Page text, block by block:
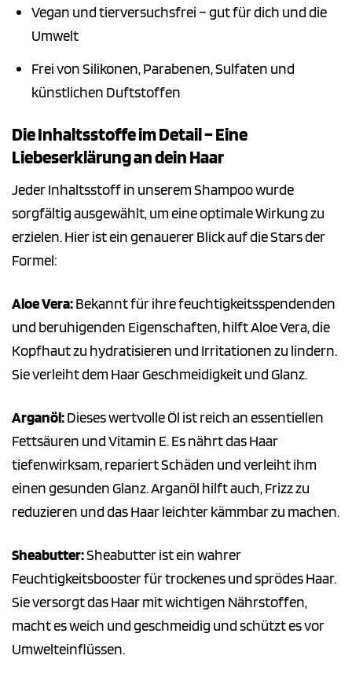
Vegan und tierversuchsfrei – gut für dich und die
Umwelt
Frei von Silikonen, Parabenen, Sulfaten und
künstlichen Duftstoffen
Die Inhaltsstoffe im Detail – Eine
Liebeserklärung an dein Haar
Jeder Inhaltsstoff in unserem Shampoo wurde
sorgfältig ausgewählt, um eine optimale Wirkung zu
erzielen. Hier ist ein genauerer Blick auf die Stars der
Formel:
Aloe Vera:Bekannt für ihre feuchtigkeitsspendenden
und beruhigenden Eigenschaften, hilft Aloe Vera, die
Kopfhaut zu hydratisieren und Irritationen zu lindern.
Sie verleiht dem Haar Geschmeidigkeit und Glanz.
Arganöl:Dieses wertvolle Öl ist reich an essentiellen
Fettsäuren und Vitamin E. Es nährt das Haar
tiefenwirksam, repariert Schäden und verleiht ihm
einen gesunden Glanz. Arganöl hilft auch, Frizz zu
reduzieren und das Haar leichter kämmbar zu machen.
Sheabutter:Sheabutter ist ein wahrer
Feuchtigkeitsbooster für trockenes und sprödes Haar.
Sie versorgt das Haar mit wichtigen Nährstoffen,
macht es weich und geschmeidig und schützt es vor
Umwelteinflüssen.